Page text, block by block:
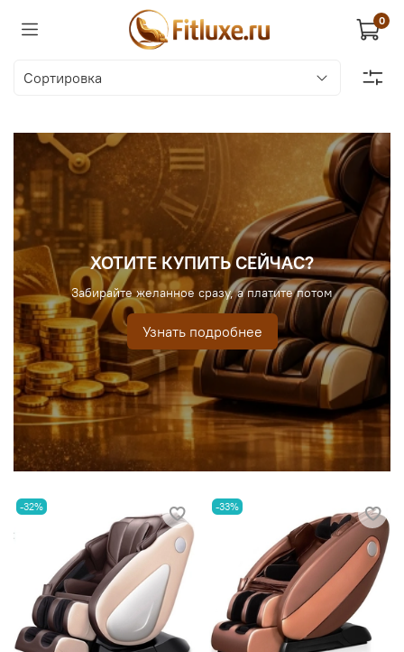
0
ХОТИТЕ КУПИТЬ СЕЙЧАС?
Забирайте желанное сразу, а платите потом
Узнать подробнее
-32% -33%